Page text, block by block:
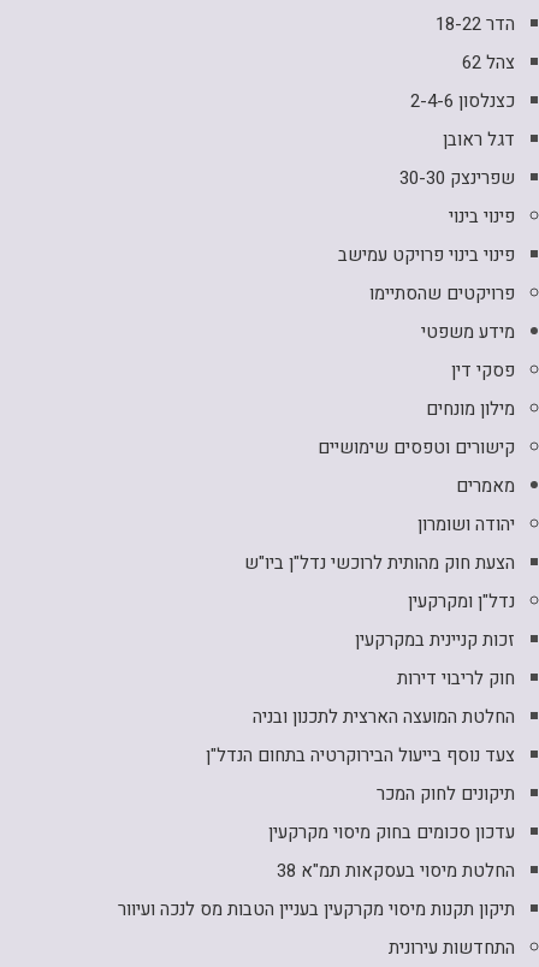
הדר 18-22
צהל 62
כצנלסון 2-4-6
דגל ראובן
שפרינצק 30-30
פינוי בינוי
פינוי בינוי פרויקט עמישב
פרויקטים שהסתיימו
מידע משפטי
פסקי דין
מילון מונחים
קישורים וטפסים שימושיים
מאמרים
יהודה ושומרון
הצעת חוק מהותית לרוכשי נדל"ן ביו"ש
נדל"ן ומקרקעין
זכות קניינית במקרקעין
חוק לריבוי דירות
החלטת המועצה הארצית לתכנון ובניה
צעד נוסף בייעול הבירוקרטיה בתחום הנדל"ן
תיקונים לחוק המכר
עדכון סכומים בחוק מיסוי מקרקעין
החלטת מיסוי בעסקאות תמ"א 38
תיקון תקנות מיסוי מקרקעין בעניין הטבות מס לנכה ועיוור
התחדשות עירונית